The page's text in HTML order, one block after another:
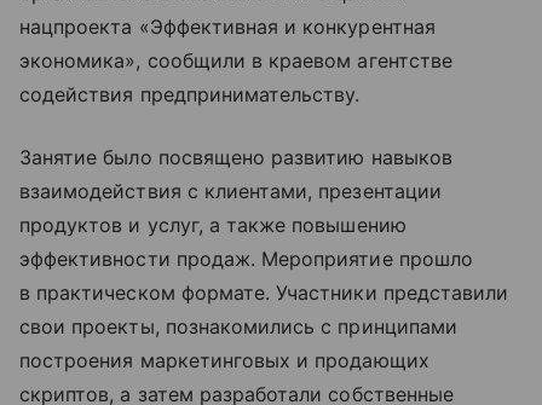
нацпроекта «Эффективная и конкурентная
экономика», сообщили в краевом агентстве
содействия предпринимательству.
Занятие было посвящено развитию навыков
взаимодействия с клиентами, презентации
продуктов и услуг, а также повышению
эффективности продаж. Мероприятие прошло
в практическом формате. Участники представили
свои проекты, познакомились с принципами
построения маркетинговых и продающих
скриптов, а затем разработали собственные